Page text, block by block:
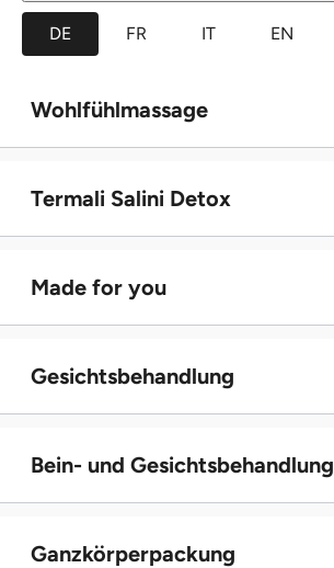
DE FR IT EN
Teilmassage
Wohlfühlmassage
Termali Salini Detox
Made for you
Gesichtsbehandlung
Bein- und Gesichtsbehandlung
Ganzkörperpackung